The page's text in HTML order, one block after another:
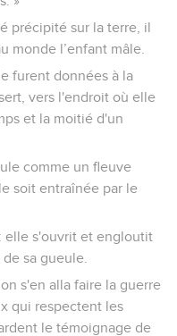
précipité sur la terre, il
monde l’enfant mâle.
furent données à la
vers l'endroit où elle
et la moitié d'un
comme un fleuve
soit entraînée par le
elle s'ouvrit et engloutit
sa gueule.
s'en alla faire la guerre
qui respectent les
le témoignage de